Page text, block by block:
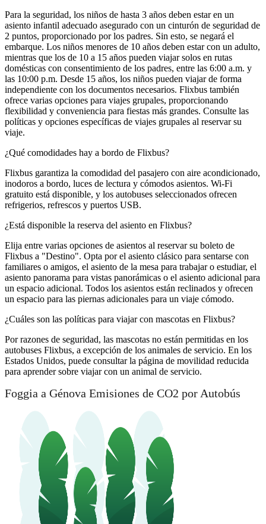
Para la seguridad, los niños de hasta 3 años deben estar en un
asiento infantil adecuado asegurado con un cinturón de seguridad de
2 puntos, proporcionado por los padres. Sin esto, se negará el
embarque. Los niños menores de 10 años deben estar con un adulto,
mientras que los de 10 a 15 años pueden viajar solos en rutas
domésticas con consentimiento de los padres, entre las 6:00 a.m. y
las 10:00 p.m. Desde 15 años, los niños pueden viajar de forma
independiente con los documentos necesarios. Flixbus también
ofrece varias opciones para viajes grupales, proporcionando
flexibilidad y conveniencia para fiestas más grandes. Consulte las
políticas y opciones específicas de viajes grupales al reservar su
viaje.
¿Qué comodidades hay a bordo de Flixbus?
Flixbus garantiza la comodidad del pasajero con aire acondicionado,
inodoros a bordo, luces de lectura y cómodos asientos. Wi-Fi
gratuito está disponible, y los autobuses seleccionados ofrecen
refrigerios, refrescos y puertos USB.
¿Está disponible la reserva del asiento en Flixbus?
Elija entre varias opciones de asientos al reservar su boleto de
Flixbus a "Destino". Opta por el asiento clásico para sentarse con
familiares o amigos, el asiento de la mesa para trabajar o estudiar, el
asiento panorama para vistas panorámicas o el asiento adicional para
un espacio adicional. Todos los asientos están reclinados y ofrecen
un espacio para las piernas adicionales para un viaje cómodo.
¿Cuáles son las políticas para viajar con mascotas en Flixbus?
Por razones de seguridad, las mascotas no están permitidas en los
autobuses Flixbus, a excepción de los animales de servicio. En los
Estados Unidos, puede consultar la página de movilidad reducida
para aprender sobre viajar con un animal de servicio.
Foggia a Génova Emisiones de CO2 por Autobús